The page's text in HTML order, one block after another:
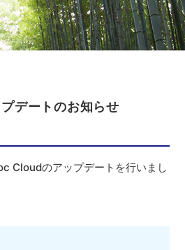
デートのお知らせ
Cloudのアップデートを行いまし